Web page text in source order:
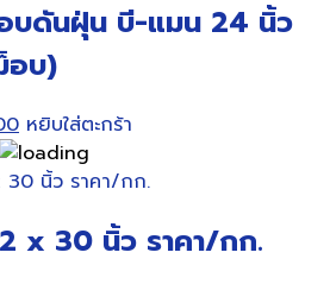
บดันฝุ่น บี-แมน 24 นิ้ว
อบ)
Current
price
is:
หยิบใส่ตะกร้า
x 30 นิ้ว ราคา/กก.